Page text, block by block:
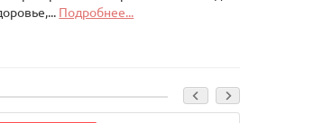
Подробнее...